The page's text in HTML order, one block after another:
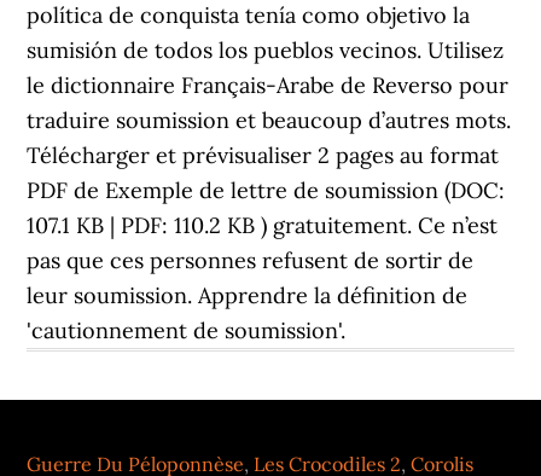
política de conquista tenía como objetivo la
sumisión de todos los pueblos vecinos. Utilisez
le dictionnaire Français-Arabe de Reverso pour
traduire soumission et beaucoup d’autres mots.
Télécharger et prévisualiser 2 pages au format
PDF de Exemple de lettre de soumission (DOC:
107.1 KB | PDF: 110.2 KB ) gratuitement. Ce n’est
pas que ces personnes refusent de sortir de
leur soumission. Apprendre la définition de
'cautionnement de soumission'.
Guerre Du Péloponnèse, Les Crocodiles 2,Corolis